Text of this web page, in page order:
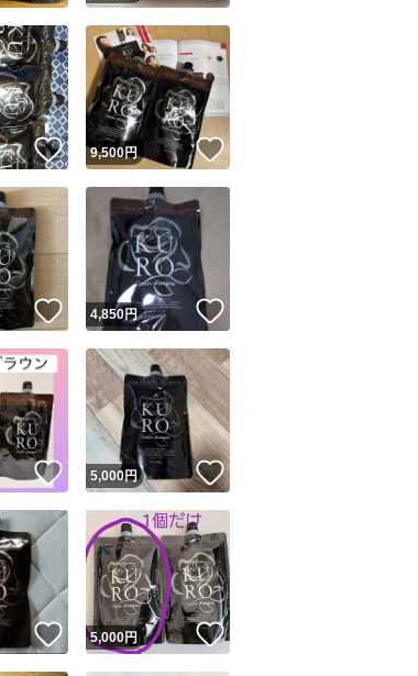
このユーザーは高頻度で24時間以内に発送しています
このユーザーは設定した発送日数内に発送しています
いいね！
9,500円
いいね！
4,850円
いいね！
5,000円 いいね！
いいね！
5,000円 いいね！